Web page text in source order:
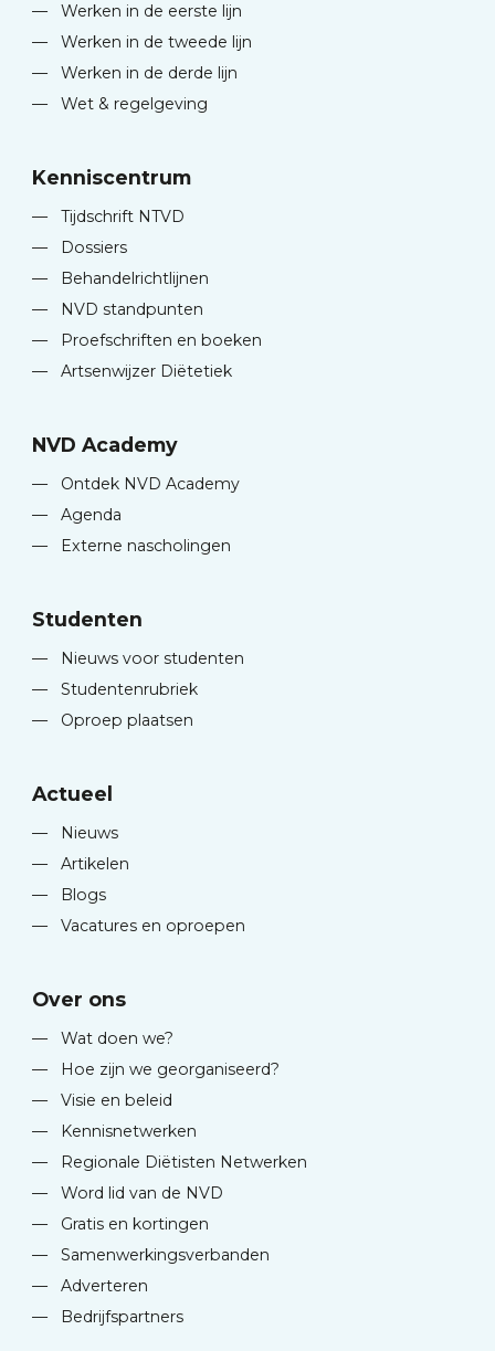
—
Werken in de eerste lijn
—
Werken in de tweede lijn
—
Werken in de derde lijn
—
Wet & regelgeving
Kenniscentrum
—
Tijdschrift NTVD
—
Dossiers
—
Behandelrichtlijnen
—
NVD standpunten
—
Proefschriften en boeken
—
Artsenwijzer Diëtetiek
NVD Academy
—
Ontdek NVD Academy
—
Agenda
—
Externe nascholingen
Studenten
—
Nieuws voor studenten
—
Studentenrubriek
—
Oproep plaatsen
Actueel
—
Nieuws
—
Artikelen
—
Blogs
—
Vacatures en oproepen
Over ons
—
Wat doen we?
—
Hoe zijn we georganiseerd?
—
Visie en beleid
—
Kennisnetwerken
—
Regionale Diëtisten Netwerken
—
Word lid van de NVD
—
Gratis en kortingen
—
Samenwerkingsverbanden
—
Adverteren
—
Bedrijfspartners